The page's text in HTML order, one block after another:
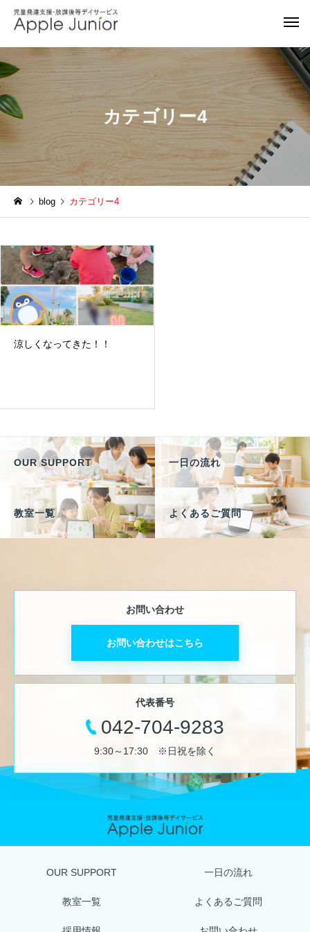
カテゴリー4
blog カテゴリー4
涼しくなってきた！！
OUR SUPPORT 一日の流れ
教室一覧 よくあるご質問
お問い合わせ
お問い合わせはこちら
代表番号
042-704-9283
9:30～17:30 ※日祝を除く
OUR SUPPORT 一日の流れ
教室一覧 よくあるご質問